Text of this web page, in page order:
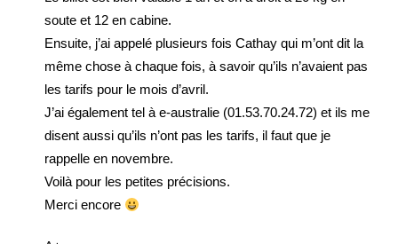
soute et 12 en cabine.
Ensuite, j’ai appelé plusieurs fois Cathay qui m’ont dit la
même chose à chaque fois, à savoir qu’ils n’avaient pas
les tarifs pour le mois d’avril.
J’ai également tel à e-australie (01.53.70.24.72) et ils me
disent aussi qu’ils n’ont pas les tarifs, il faut que je
rappelle en novembre.
Voilà pour les petites précisions.
Merci encore